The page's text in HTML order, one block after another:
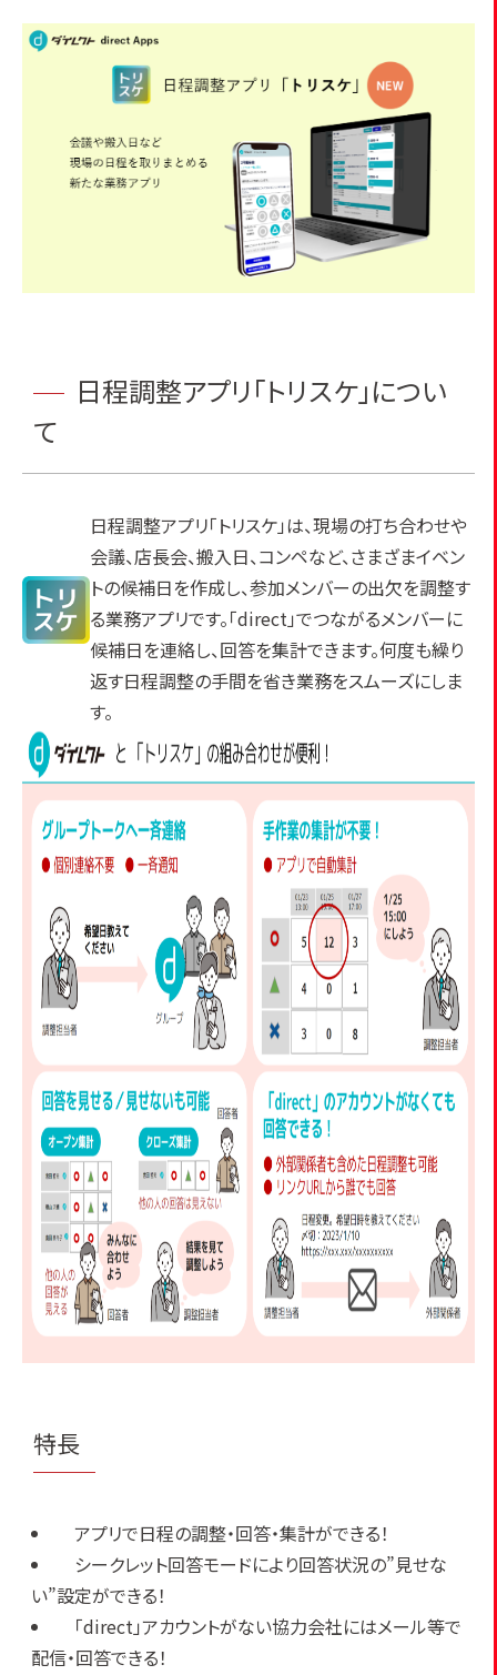
日程調整アプリ「トリスケ」につい
て
日程調整アプリ「トリスケ」は、現場の打ち合わせや
会議、店長会、搬入日、コンペなど、さまざまイベン
トの候補日を作成し、参加メンバーの出欠を調整す
る業務アプリです。「direct」でつながるメンバーに
候補日を連絡し、回答を集計できます。何度も繰り
返す日程調整の手間を省き業務をスムーズにしま
す。
特長
アプリで日程の調整・回答・集計ができる！
シークレット回答モードにより回答状況の”見せな
い”設定ができる！
「direct」アカウントがない協力会社にはメール等で
配信・回答できる！